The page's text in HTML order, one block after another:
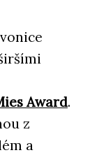
vysokou
- Aluprof
Award.
z
a